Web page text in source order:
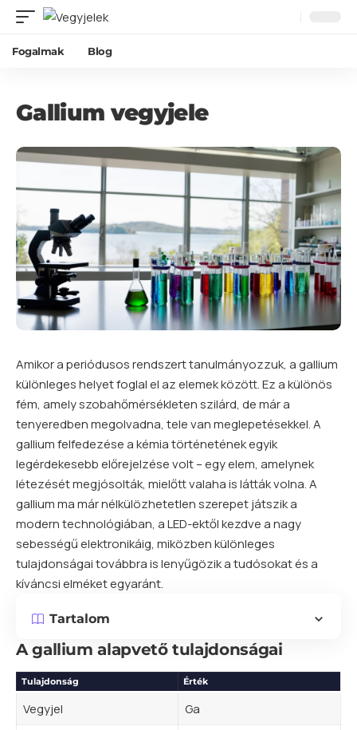
Fogalmak Blog
Gallium vegyjele
Amikor a periódusos rendszert tanulmányozzuk, a gallium
különleges helyet foglal el az elemek között. Ez a különös
fém, amely szobahőmérsékleten szilárd, de már a
tenyeredben megolvadna, tele van meglepetésekkel. A
gallium felfedezése a kémia történetének egyik
legérdekesebb előrejelzése volt – egyelem, amelynek
létezését megjósolták, mielőtt valaha is látták volna. A
gallium ma már nélkülözhetetlen szerepet játszik a
modern technológiában, a LED-ektől kezdve a nagy
sebességű elektronikáig, miközben különleges
tulajdonságai továbbra is lenyűgözik a tudósokat és a
kíváncsi elméket egyaránt.
Tartalom
A gallium alapvető tulajdonságai
Tulajdonság Érték
Vegyjel
Ga